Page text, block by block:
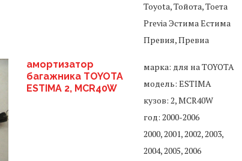
Toyota, Тойота, Тоета
Previa Эстима Естима
Превия, Превиа
амортизатор
багажника TOYOTA
ESTIMA 2, MCR40W
марка: для на TOYOTA
модель: ESTIMA
кузов: 2, MCR40W
год: 2000-2006
2000, 2001, 2002, 2003,
2004, 2005, 2006